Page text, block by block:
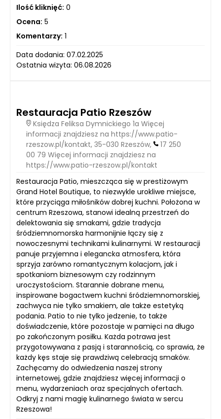
Ilość kliknięć: 0
Ocena: 5
Komentarzy: 1
Data dodania: 07.02.2025
Ostatnia wizyta: 06.08.2026
Restauracja Patio Rzeszów
Księdza Feliksa Dymnickiego 1a Więcej
informacji znajdziesz na https://www.patio-
rzeszow.pl/kontakt, 35-030 Rzeszów,
17 250
00 79 Więcej informacji znajdziesz na
https://www.patio-rzeszow.pl/kontakt
Restauracja Patio, mieszcząca się w prestiżowym
Grand Hotel Boutique, to niezwykle urokliwe miejsce,
które przyciąga miłośników dobrej kuchni. Położona w
centrum Rzeszowa, stanowi idealną przestrzeń do
delektowania się smakami, gdzie tradycja
śródziemnomorska harmonijnie łączy się z
nowoczesnymi technikami kulinarnymi. W restauracji
panuje przyjemna i elegancka atmosfera, która
sprzyja zarówno romantycznym kolacjom, jak i
spotkaniom biznesowym czy rodzinnym
uroczystościom. Starannie dobrane menu,
inspirowane bogactwem kuchni śródziemnomorskiej,
zachwyca nie tylko smakiem, ale także estetyką
podania. Patio to nie tylko jedzenie, to także
doświadczenie, które pozostaje w pamięci na długo
po zakończonym posiłku. Każda potrawa jest
przygotowywana z pasją i starannością, co sprawia, że
każdy kęs staje się prawdziwą celebracją smaków.
Zachęcamy do odwiedzenia naszej strony
internetowej, gdzie znajdziesz więcej informacji o
menu, wydarzeniach oraz specjalnych ofertach.
Odkryj z nami magię kulinarnego świata w sercu
Rzeszowa!